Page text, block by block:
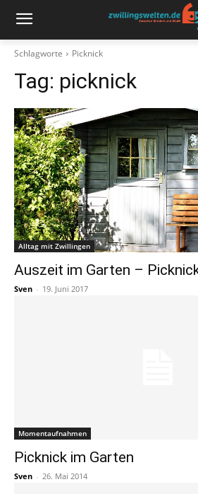
Schlagworte Picknick
Tag: picknick
Alltag mit Zwillingen
Auszeit im Garten –
Sven - 19. Juni 2017
Momentaufnahmen
Picknick im Garten
Sven - 26. Mai 2014